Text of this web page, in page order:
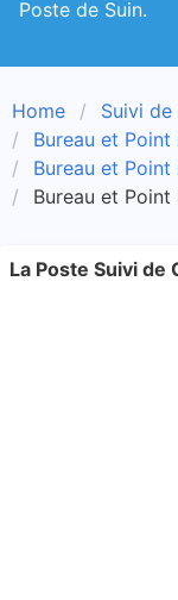
Poste de Suin.
Home Suivi
Bureau et
Bureau et
Bureau et
La Poste Suivi de